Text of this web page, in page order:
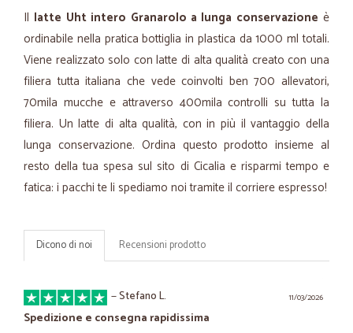
Il latte Uht intero Granarolo a lunga conservazione è
ordinabile nella pratica bottiglia in plastica da 1000 ml totali.
Viene realizzato solo con latte di alta qualità creato con una
filiera tutta italiana che vede coinvolti ben 700 allevatori,
70mila mucche e attraverso 400mila controlli su tutta la
filiera. Un latte di alta qualità, con in più il vantaggio della
lunga conservazione. Ordina questo prodotto insieme al
resto della tua spesa sul sito di Cicalia e risparmi tempo e
fatica: i pacchi te li spediamo noi tramite il corriere espresso!
Dicono di noi Recensioni prodotto
11/03/2026
—Stefano L.
Spedizione e consegna rapidissima